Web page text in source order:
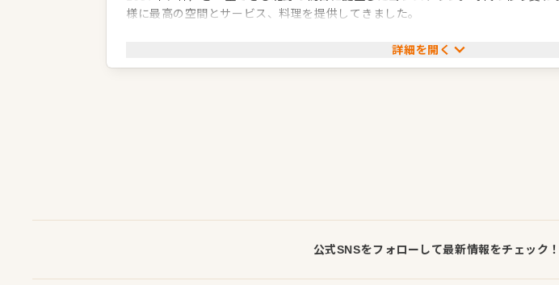
様に最高の空間とサービス、料理を提供してきました。
格調高い雰囲気と内装、こだわりの料理やサービスには、お客様からお褒めのお
ど。職場に誇りを持って働くメンバーばかりです。
詳細を開く
公式SNSをフォローして最新情報をチェック！